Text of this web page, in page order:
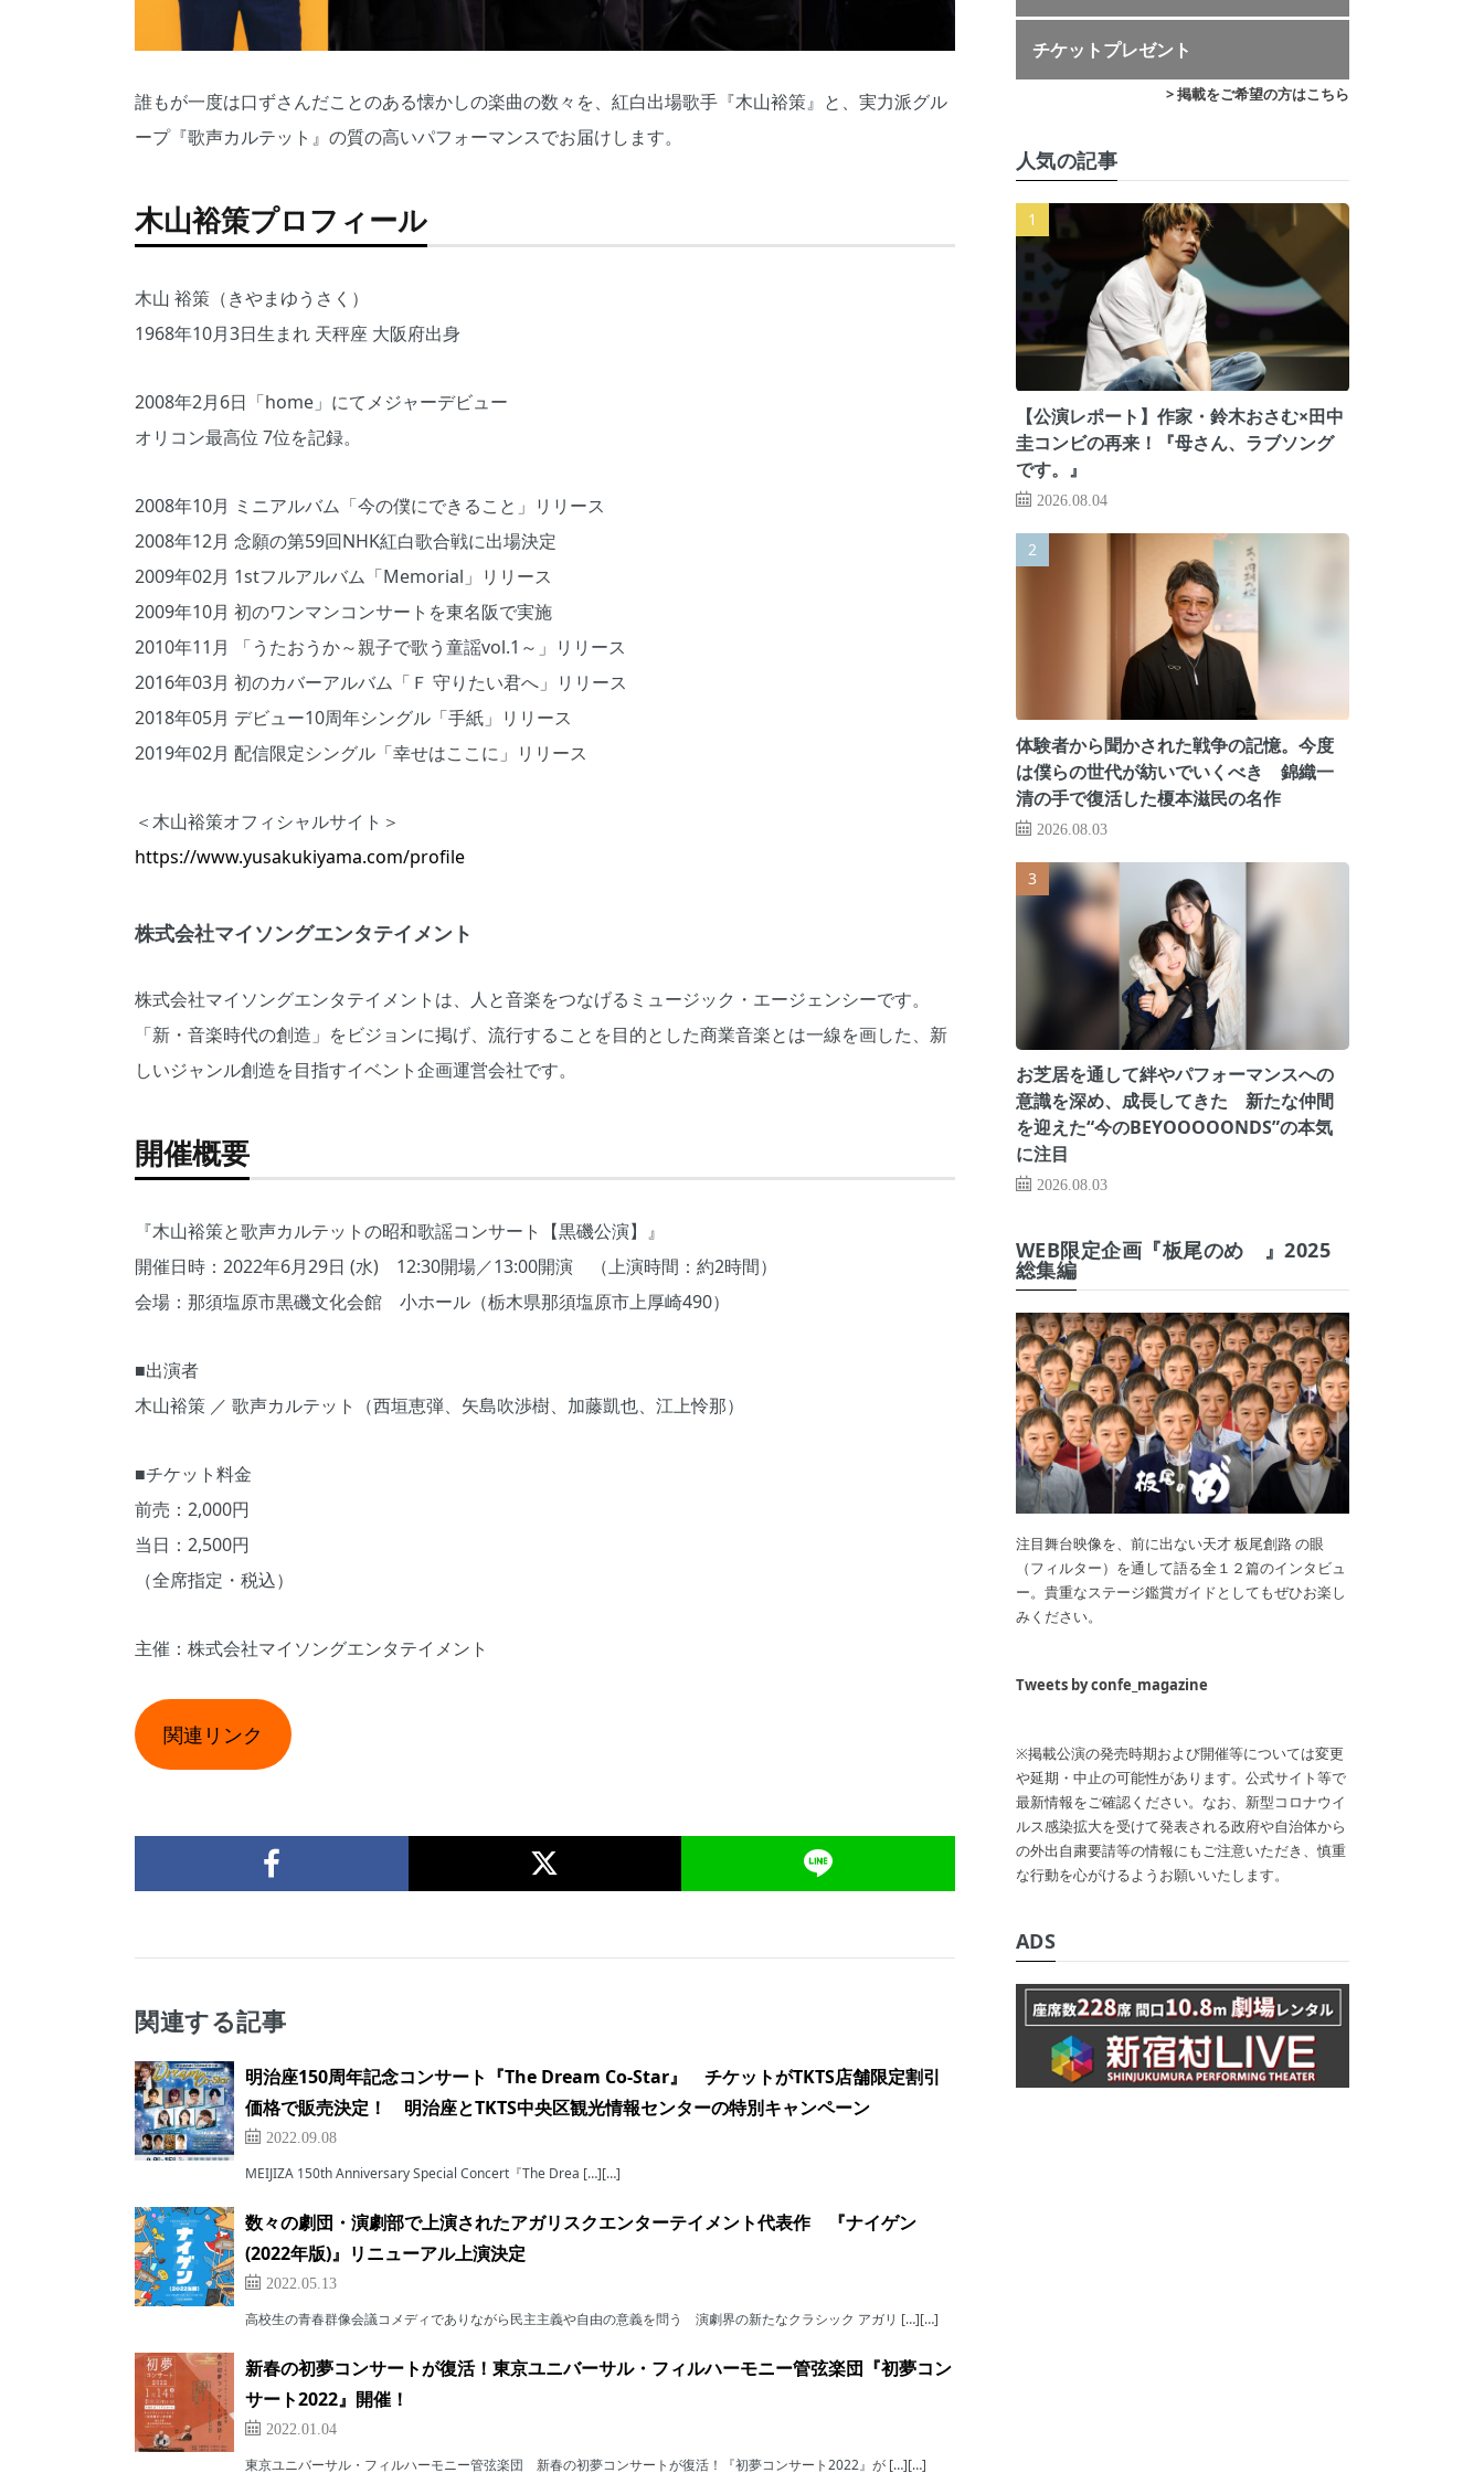
誰もが一度は口ずさんだことのある懐かしの楽曲の数々を、紅白出場歌手『木山裕策』と、実力派グル
ープ『歌声カルテット』の質の高いパフォーマンスでお届けします。
木山裕策プロフィール
木山 裕策（きやまゆうさく）
1968年10月3日生まれ 天秤座​ 大阪府出身
2008年2月6日「home」にてメジャーデビュー
オリコン最高位 7位を記録。
2008年10月 ミニアルバム「今の僕にできること」リリース
2008年12月 念願の第59回NHK紅白歌合戦に出場決定
2009年02月 1stフルアルバム「Memorial」リリース
2009年10月 初のワンマンコンサートを東名阪で実施
2010年11月 「うたおうか～親子で歌う童謡vol.1～」リリース
2016年03月 初のカバーアルバム「Ｆ 守りたい君へ」リリース
2018年05月 デビュー10周年シングル「手紙」リリース
2019年02月 配信限定シングル「幸せはここに」リリース
＜木山裕策オフィシャルサイト＞
https://www.yusakukiyama.com/profile
株式会社マイソングエンタテイメント
株式会社マイソングエンタテイメントは、人と音楽をつなげるミュージック・エージェンシーです。
「新・音楽時代の創造」をビジョンに掲げ、流行することを目的とした商業音楽とは一線を画した、新
しいジャンル創造を目指すイベント企画運営会社です。
開催概要
『木山裕策と歌声カルテットの昭和歌謡コンサート【黒磯公演】』
開催日時：2022年6月29日 (水) 12:30開場／13:00開演 （上演時間：約2時間）
会場：那須塩原市黒磯文化会館 小ホール（栃木県那須塩原市上厚崎490）
■出演者
木山裕策 ／ 歌声カルテット（西垣恵弾、矢島吹渉樹、加藤凱也、江上怜那）
■チケット料金
前売：2,000円
当日：2,500円
（全席指定・税込）
主催：株式会社マイソングエンタテイメント
関連リンク
関連する記事
明治座150周年記念コンサート『The Dream Co-Star』 チケットがTKTS店舗限定割引
価格で販売決定！ 明治座とTKTS中央区観光情報センターの特別キャンペーン
2022.09.08
MEIJIZA 150th Anniversary Special Concert『The Drea […][…]
数々の劇団・演劇部で上演されたアガリスクエンターテイメント代表作 『ナイゲン
(2022年版)』リニューアル上演決定
2022.05.13
高校生の青春群像会議コメディでありながら民主主義や自由の意義を問う 演劇界の新たなクラシック アガリ […][…]
新春の初夢コンサートが復活！東京ユニバーサル・フィルハーモニー管弦楽団『初夢コン
サート2022』開催！
2022.01.04
東京ユニバーサル・フィルハーモニー管弦楽団 新春の初夢コンサートが復活！『初夢コンサート2022』が […][…]
チケットプレゼント
> 掲載をご希望の方はこちら
人気の記事
【公演レポート】作家・鈴木おさむ×田中
圭コンビの再来！『母さん、ラブソング
です。』
2026.08.04
体験者から聞かされた戦争の記憶。今度
は僕らの世代が紡いでいくべき 錦織一
清の手で復活した榎本滋民の名作
2026.08.03
お芝居を通して絆やパフォーマンスへの
意識を深め、成長してきた 新たな仲間
を迎えた“今のBEYOOOOONDS”の本気
に注目
2026.08.03
WEB限定企画『板尾のめ゙』2025
総集編
注目舞台映像を、前に出ない天才 板尾創路 の眼
（フィルター）を通して語る全１２篇のインタビュ
ー。貴重なステージ鑑賞ガイドとしてもぜひお楽し
みください。
Tweets by confe_magazine
※掲載公演の発売時期および開催等については変更
や延期・中止の可能性があります。公式サイト等で
最新情報をご確認ください。なお、新型コロナウイ
ルス感染拡大を受けて発表される政府や自治体から
の外出自粛要請等の情報にもご注意いただき、慎重
な行動を心がけるようお願いいたします。
ADS